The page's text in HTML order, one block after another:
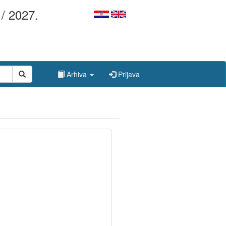
2027.
Arhiva Prijava